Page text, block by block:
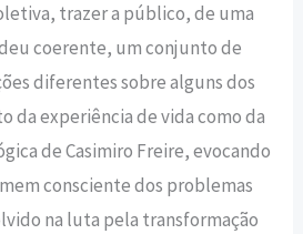
trazer a público, de uma
coerente, um conjunto de
diferentes sobre alguns dos
da experiência de vida como da
de Casimiro Freire, evocando
consciente dos problemas
na luta pela transformação